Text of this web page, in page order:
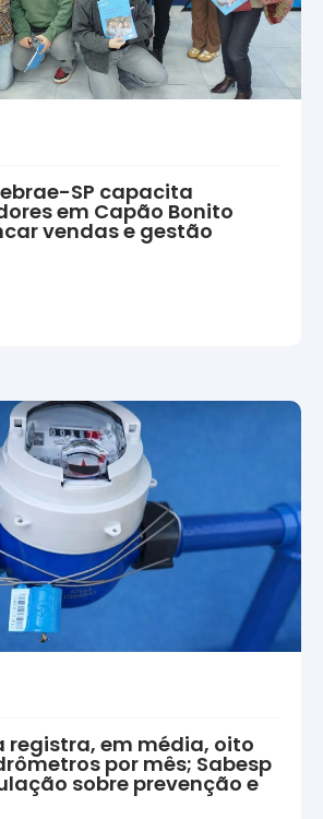
SP capacita
em Capão Bonito
vendas e gestão
em média, oito
por mês; Sabesp
sobre prevenção e